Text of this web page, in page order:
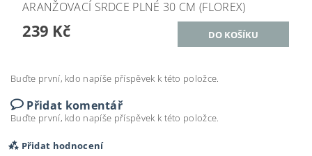
ARANŽOVACÍ SRDCE PLNÉ 30 CM (FLOREX)
239 Kč
Buďte první, kdo napíše příspěvek k této položce.
Přidat komentář
Buďte první, kdo napíše příspěvek k této položce.
Přidat hodnocení